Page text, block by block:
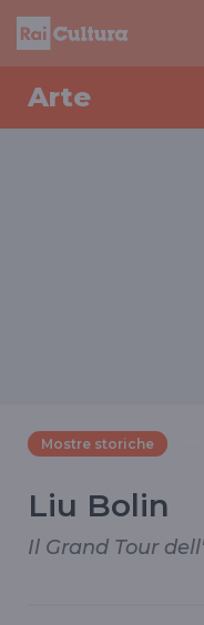
Arte
Mostre storiche
Liu Bolin
Il Grand Tour